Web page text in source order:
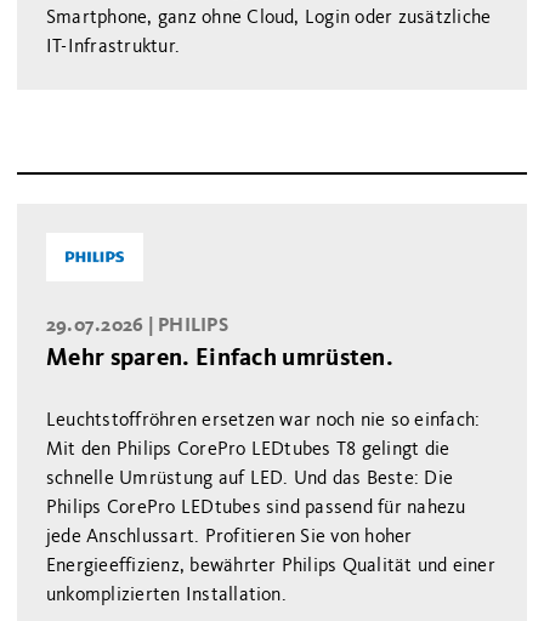
Smartphone, ganz ohne Cloud, Login oder zusätzliche
IT-Infrastruktur.
29.07.2026 | PHILIPS
Mehr sparen. Einfach umrüsten.
Leuchtstoffröhren ersetzen war noch nie so einfach:
Mit den Philips CorePro LEDtubes T8 gelingt die
schnelle Umrüstung auf LED. Und das Beste: Die
Philips CorePro LEDtubes sind passend für nahezu
jede Anschlussart. Profitieren Sie von hoher
Energieeffizienz, bewährter Philips Qualität und einer
unkomplizierten Installation.